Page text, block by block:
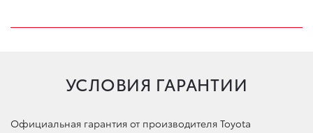
УСЛОВИЯ ГАРАНТИИ
Официальная гарантия от производителя Toyota